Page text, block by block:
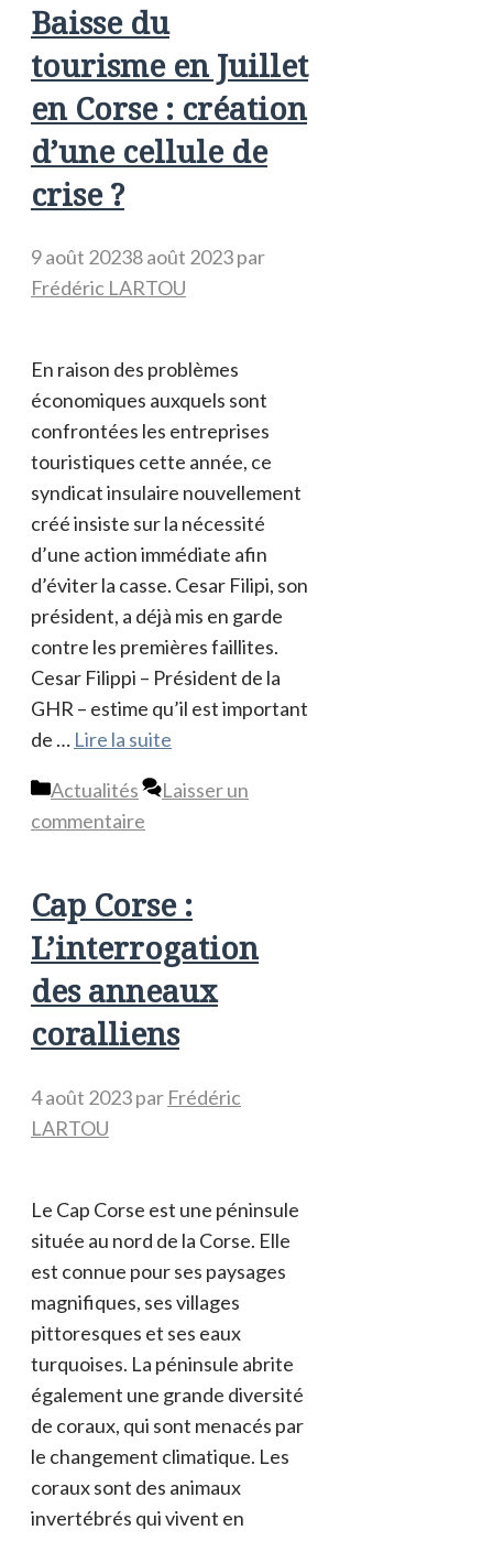
Baisse du
tourisme en Juillet
en Corse : création
d’une cellule de
crise ?
9 août 20238 août 2023par
Frédéric LARTOU
En raison des problèmes
économiques auxquels sont
confrontées les entreprises
touristiques cette année, ce
syndicat insulaire nouvellement
créé insiste sur la nécessité
d’une action immédiate afin
d’éviter la casse. Cesar Filipi, son
président, a déjà mis en garde
contre les premières faillites.
Cesar Filippi – Président de la
GHR – estime qu’il est important
de … Lire la suite
Catégories
Actualités
Laisser un
commentaire
Cap Corse :
L’interrogation
des anneaux
coralliens
4 août 2023par Frédéric
LARTOU
Le Cap Corse est une péninsule
située au nord de la Corse. Elle
est connue pour ses paysages
magnifiques, ses villages
pittoresques et ses eaux
turquoises. La péninsule abrite
également une grande diversité
de coraux, qui sont menacés par
le changement climatique. Les
coraux sont des animaux
invertébrés qui vivent en